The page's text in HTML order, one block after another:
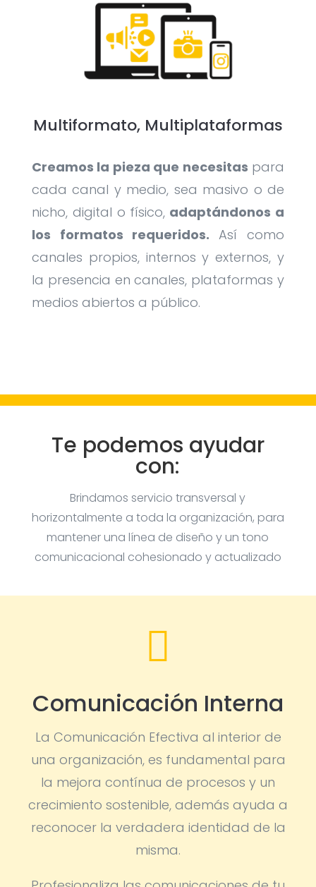
Multiformato, Multiplataformas
Creamos la pieza que necesitas para
cada canal y medio, sea masivo o de
nicho, digital o físico, adaptándonos a
los formatos requeridos.Así como
canales propios, internos y externos, y
la presencia en canales, plataformas y
medios abiertos a público.
Te podemos ayudar
con:
Brindamos servicio transversal y
horizontalmente a toda la organización, para
mantener una línea de diseño y un tono
comunicacional cohesionado y actualizado

Comunicación Interna
La Comunicación Efectiva al interior de
una organización, es fundamental para
la mejora contínua de procesos y un
crecimiento sostenible, además ayuda a
reconocer la verdadera identidad de la
misma.